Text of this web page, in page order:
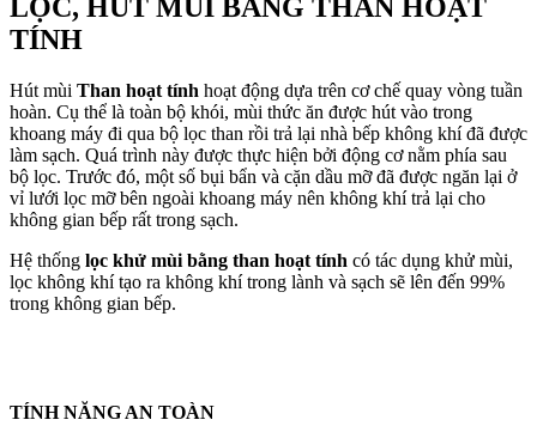
LỌC, HÚT MÙI BẰNG THAN HOẠT
TÍNH
Hút mùi Than hoạt tính hoạt động dựa trên cơ chế quay vòng tuần
hoàn. Cụ thể là toàn bộ khói, mùi thức ăn được hút vào trong
khoang máy đi qua bộ lọc than rồi trả lại nhà bếp không khí đã được
làm sạch. Quá trình này được thực hiện bởi động cơ nằm phía sau
bộ lọc. Trước đó, một số bụi bẩn và cặn dầu mỡ đã được ngăn lại ở
vỉ lưới lọc mỡ bên ngoài khoang máy nên không khí trả lại cho
không gian bếp rất trong sạch.
Hệ thống lọc khử mùi bằng than hoạt tính có tác dụng khử mùi,
lọc không khí tạo ra không khí trong lành và sạch sẽ lên đến 99%
trong không gian bếp.
TÍNH NĂNG AN TOÀN